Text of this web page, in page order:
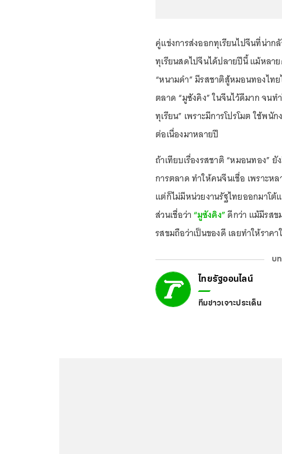
คู่แข่งการส่งออกทุเรียนไปจีนที่น่าก
ทุเรียนสดไปจีนได้ปลายปีนี้ แม้หลา
“หนามดำ” มีรสชาติสู้หมอนทองไท
ตลาด “มูซังคิง” ในจีนไว้ดีมาก จน
ทุเรียน” เพราะมีการโปรโมต ใช้พ
ต่อเนื่องมาหลายปี
ถ้าเทียบเรื่องรสชาติ “หมอนทอง”
การตลาด ทำให้คนจีนเชื่อ เพราะห
แต่ก็ไม่มีหน่วยงานรัฐไทยออกมาโ
ส่วนเชื่อว่า “มูซังคิง”ดีกว่า แม้มีรส
รสขมถือว่าเป็นของดี เลยทำให้ราค
บ
ไทยรัฐออนไลน์
ทีมข่าวเจาะประเด็น